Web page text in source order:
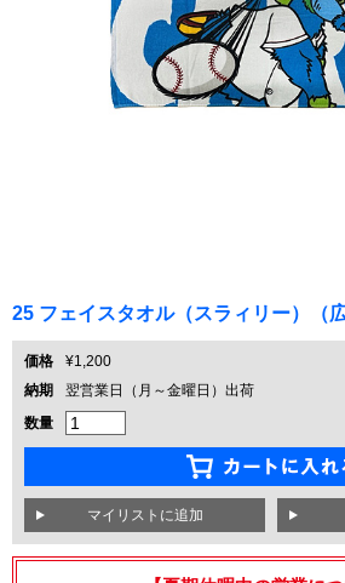
25 フェイスタオル（スラィリー）（
価格
¥1,200
納期
翌営業日（月～金曜日）出荷
数量